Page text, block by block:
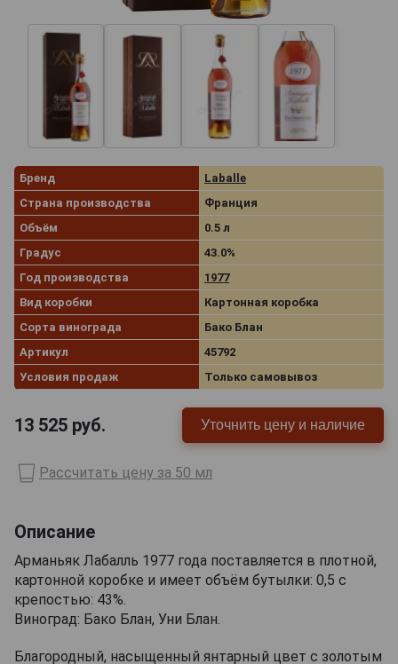
Бренд
Laballe
Страна производства
Франция
Объём
0.5 л
Градус
43.0%
Год производства
1977
Вид коробки
Картонная коробка
Сорта винограда
Бако Блан
Артикул
45792
Условия продаж
Только самовывоз
13 525 руб. Уточнить цену и наличие
Рассчитать цену за 50 мл
Описание
Арманьяк Лабалль 1977 года поставляется в плотной,
картонной коробке и имеет объём бутылки: 0,5 с
крепостью: 43%.
Виноград: Бако Блан, Уни Блан.
Благородный, насыщенный янтарный цвет с золотым